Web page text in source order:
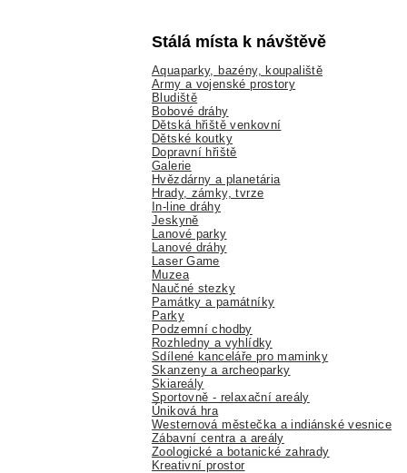
Stálá místa k návštěvě
Aquaparky, bazény, koupaliště
Army a vojenské prostory
Bludiště
Bobové dráhy
Dětská hřiště venkovní
Dětské koutky
Dopravní hřiště
Galerie
Hvězdárny a planetária
Hrady, zámky, tvrze
In-line dráhy
Jeskyně
Lanové parky
Lanové dráhy
Laser Game
Muzea
Naučné stezky
Památky a památníky
Parky
Podzemní chodby
Rozhledny a vyhlídky
Sdílené kanceláře pro maminky
Skanzeny a archeoparky
Skiareály
Sportovně - relaxační areály
Úniková hra
Westernová městečka a indiánské vesnice
Zábavní centra a areály
Zoologické a botanické zahrady
Kreativní prostor